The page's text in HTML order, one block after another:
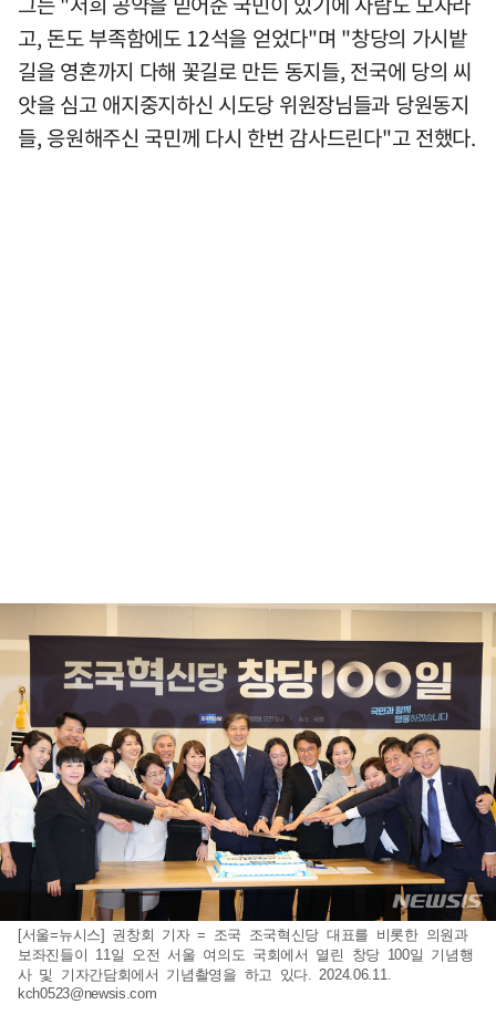
고, 돈도 부족함에도 12석을 얻었다"며 "창당의 가시밭
길을 영혼까지 다해 꽃길로 만든 동지들, 전국에 당의 씨
앗을 심고 애지중지하신 시도당 위원장님들과 당원동지
들, 응원해주신 국민께 다시 한번 감사드린다"고 전했다.
[서울=뉴시스] 권창회 기자 = 조국 조국혁신당 대표를 비롯한 의원과
보좌진들이 11일 오전 서울 여의도 국회에서 열린 창당 100일 기념행
사 및 기자간담회에서 기념촬영을 하고 있다. 2024.06.11.
kch0523@newsis.com